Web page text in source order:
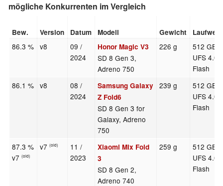
mögliche Konkurrenten im Vergleich
Bew. Version Datum Modell Gewicht Laufwerk
86.3 % v8
09 /
2024
Honor Magic V3
SD 8 Gen 3,
Adreno 750
226 g
512 GB
UFS 4.0
Flash
86.1 %
v8
08 /
2024
Samsung Galaxy
Z Fold6
SD 8 Gen 3 for
Galaxy, Adreno
750
239 g
512 GB
UFS 4.0
Flash
87.3 %
v7(old)
v7(old)
11 /
2023
Xiaomi Mix Fold
3
SD 8 Gen 2,
Adreno 740
259 g
512 GB
UFS 4.0
Flash